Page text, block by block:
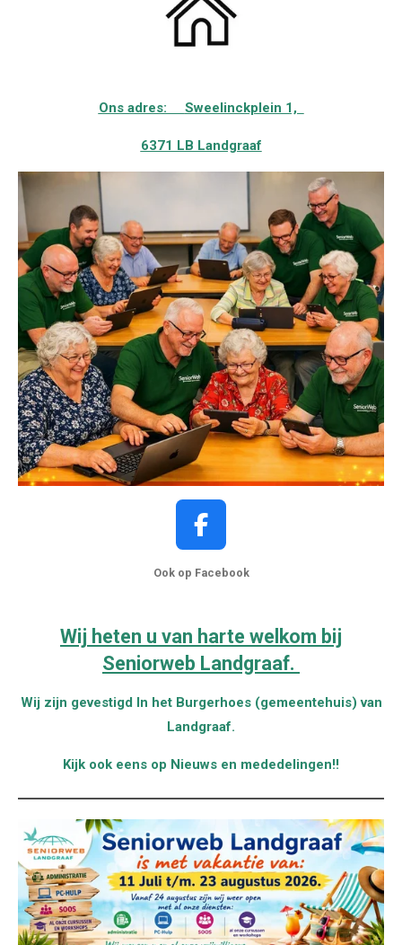
Ons adres: Sweelinckplein 1,
6371 LB Landgraaf
F
c
b
o
o
k
Ook op Facebook
Wij heten u van harte welkom bij
Seniorweb Landgraaf.
Wij zijn gevestigd In het Burgerhoes (gemeentehuis) van
Landgraaf.
Kijk ook eens op Nieuws en mededelingen!!